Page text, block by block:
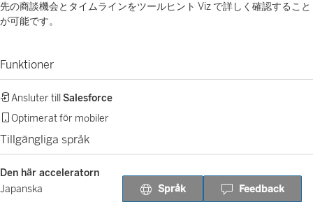
先の商談機会とタイムラインをツールヒント Viz で詳しく確認すること
が可能です。
Funktioner
Ansluter till Salesforce
Optimerat för mobiler
Tillgängliga språk
Den här acceleratorn
Japanska
Språk Feedback